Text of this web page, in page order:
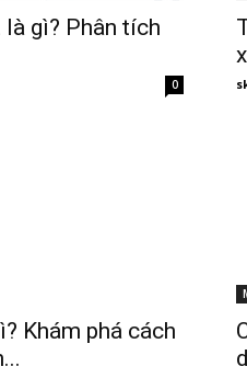
là gì? Phân tích
0
Khám phá cách